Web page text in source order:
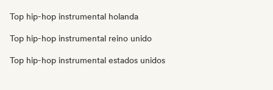
Top hip-hop instrumental holanda
Top hip-hop instrumental reino unido
Top hip-hop instrumental estados unidos